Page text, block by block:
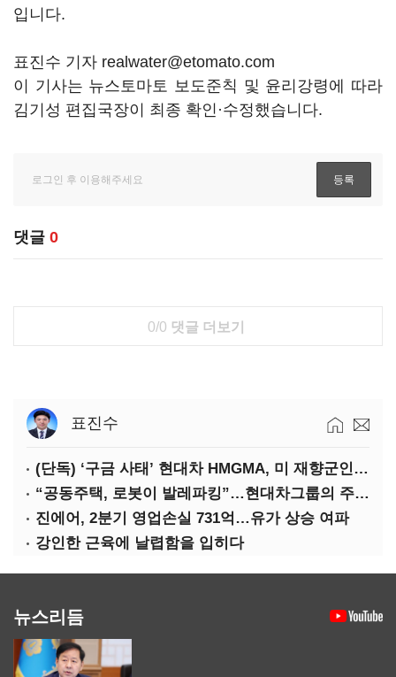
입니다.
표진수 기자 realwater@etomato.com
이 기사는 뉴스토마토 보도준칙 및 윤리강령에 따라
김기성 편집국장이 최종 확인·수정했습니다.
댓글 0
0/0 댓글 더보기
표진수
(단독) ‘구금 사태’ 현대차 HMGMA, 미 재향군인 채용 확대로 분위기 반전
“공동주택, 로봇이 발레파킹”…현대차그룹의 주차 실험
진에어, 2분기 영업손실 731억…유가 상승 여파
강인한 근육에 날렵함을 입히다
뉴스리듬